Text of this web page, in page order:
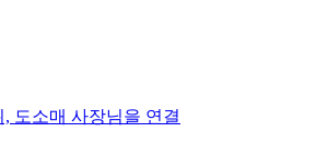
도소매 사장님을 연결